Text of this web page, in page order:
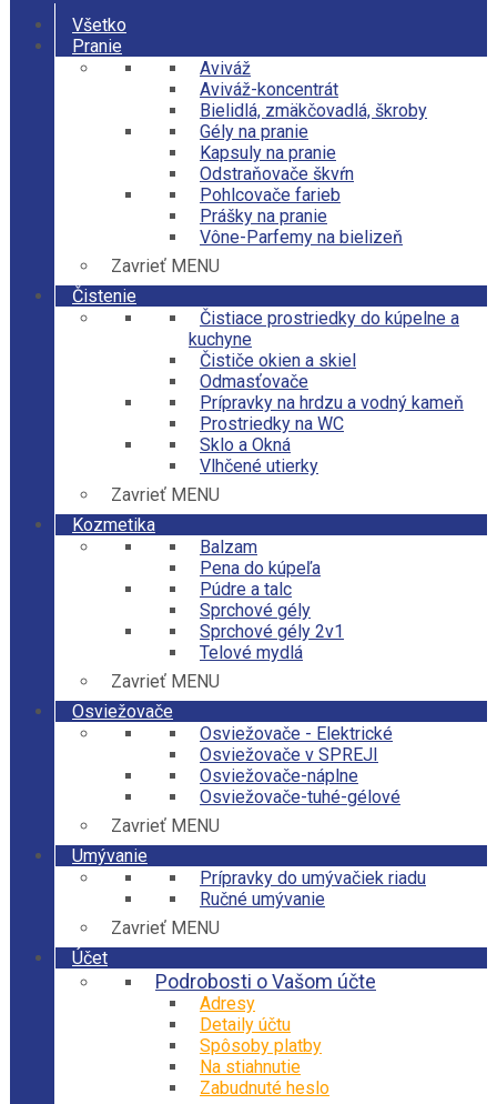
Všetko
Pranie
Aviváž
Aviváž-koncentrát
Bielidlá, zmäkčovadlá, škroby
Gély na pranie
Kapsuly na pranie
Odstraňovače škvŕn
Pohlcovače farieb
Prášky na pranie
Vône-Parfemy na bielizeň
Zavrieť MENU
Čistenie
Čistiace prostriedky do kúpelne a
kuchyne
Čističe okien a skiel
Odmasťovače
Prípravky na hrdzu a vodný kameň
Prostriedky na WC
Sklo a Okná
Vlhčené utierky
Zavrieť MENU
Kozmetika
Balzam
Pena do kúpeľa
Púdre a talc
Sprchové gély
Sprchové gély 2v1
Telové mydlá
Zavrieť MENU
Osviežovače
Osviežovače - Elektrické
Osviežovače v SPREJI
Osviežovače-náplne
Osviežovače-tuhé-gélové
Zavrieť MENU
Umývanie
Prípravky do umývačiek riadu
Ručné umývanie
Zavrieť MENU
Účet
Podrobosti o Vašom účte
Adresy
Detaily účtu
Spôsoby platby
Na stiahnutie
Zabudnuté heslo